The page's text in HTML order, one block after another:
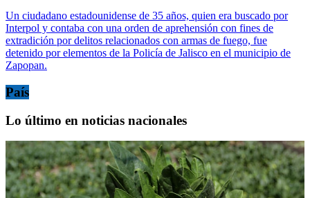
Un ciudadano estadounidense de 35 años, quien era buscado por
Interpol y contaba con una orden de aprehensión con fines de
extradición por delitos relacionados con armas de fuego, fue
detenido por elementos de la Policía de Jalisco en el municipio de
Zapopan.
País
Lo último en noticias nacionales